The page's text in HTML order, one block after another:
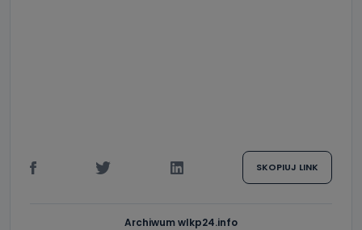
SKOPIUJ LINK
Archiwum wlkp24.info